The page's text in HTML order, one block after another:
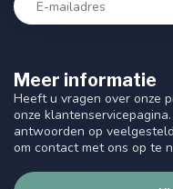
Meer informatie
Heeft u vragen over onze
onze
antwoorden op
om contact met ons op te